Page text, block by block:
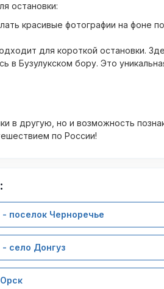
остановки:
красивые фотографии на фоне
для короткой остановки.
в Бузулукском бору. Это
в другую, но и возможность
по России!
- поселок Черноречье
- село Донгуз